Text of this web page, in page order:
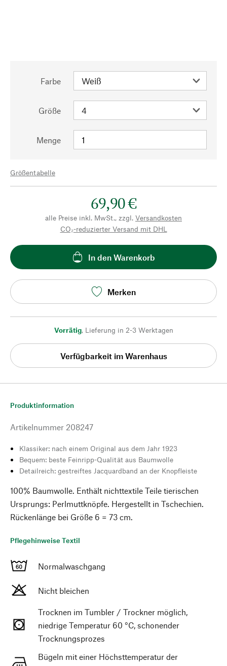
Farbe
Größe
Menge
Größentabelle
69,90 €
alle Preise inkl. MwSt., zzgl. Versandkosten
CO₂-reduzierter Versand mit DHL
In den Warenkorb
Merken
Vorrätig, Lieferung in 2-3 Werktagen
Verfügbarkeit im Warenhaus
Produktinformation
Artikelnummer 208247
Klassiker: nach einem Original aus dem Jahr 1923
Bequem: beste Feinripp-Qualität aus Baumwolle
Detailreich: gestreiftes Jacquardband an der Knopfleiste
100% Baumwolle. Enthält nichttextile Teile tierischen
Ursprungs: Perlmuttknöpfe. Hergestellt in Tschechien.
Rückenlänge bei Größe 6 = 73 cm.
Pflegehinweise Textil
Normalwaschgang
Nicht bleichen
Trocknen im Tumbler / Trockner möglich,
niedrige Temperatur 60 °C, schonender
Trocknungsprozes
Bügeln mit einer Höchsttemperatur der